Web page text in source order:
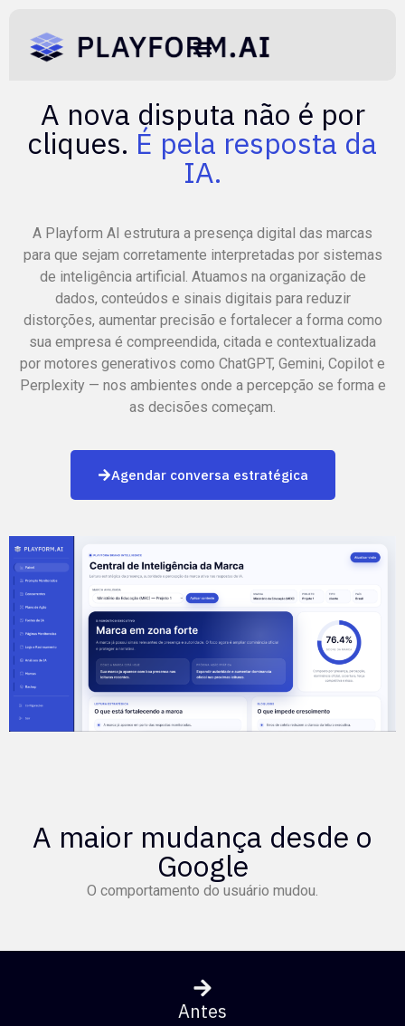
A nova disputa não é por
cliques. É pela resposta da
IA.
A Playform AI estrutura a presença digital das marcas
para que sejam corretamente interpretadas por sistemas
de inteligência artificial. Atuamos na organização de
dados, conteúdos e sinais digitais para reduzir
distorções, aumentar precisão e fortalecer a forma como
sua empresa é compreendida, citada e contextualizada
por motores generativos como ChatGPT, Gemini, Copilot e
Perplexity — nos ambientes onde a percepção se forma e
as decisões começam.
Agendar conversa estratégica
A maior mudança desde o
Google
O comportamento do usuário mudou.
Antes